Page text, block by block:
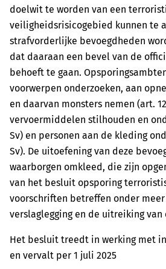
doelwit te worden van een
veiligheidsrisicogebied kunnen te
strafvorderlijke bevoegdheden
dat daaraan een bevel van de
behoeft te gaan.
voorwerpen onderzoeken, aan
en daarvan monsters nemen (art.
vervoermiddelen stilhouden en
Sv) en personen aan de kleding
Sv). De uitoefening van deze
waarborgen omkleed, die zijn
van het besluit opsporing
voorschriften betreffen onder
verslaglegging en de uitreiking
Het besluit treedt in werking met
en vervalt per 1 juli 2025